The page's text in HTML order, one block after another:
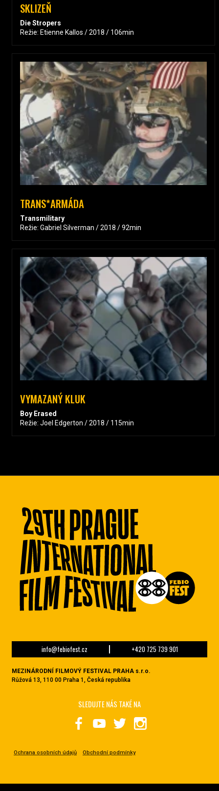
SKLIZEŇ
Die Stropers
Režie: Etienne Kallos / 2018 / 106min
TRANS*ARMÁDA
Transmilitary
Režie: Gabriel Silverman / 2018 / 92min
VYMAZANÝ KLUK
Boy Erased
Režie: Joel Edgerton / 2018 / 115min
info@febiofest.cz +420 725 739 901
MEZINÁRODNÍ FILMOVÝ FESTIVAL PRAHA s.r.o.
Růžová 13, 110 00 Praha 1, Česká republika
Ochrana osobních údajů Obchodní podmínky
SLEDUJTE NÁS TAKÉ NA